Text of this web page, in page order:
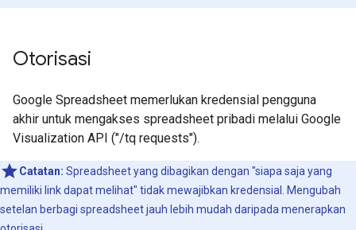
Otorisasi
Google Spreadsheet memerlukan kredensial pengguna
akhir untuk mengakses spreadsheet pribadi melalui Google
Visualization API ("/tq requests").
Catatan: Spreadsheet yang dibagikan dengan "siapa saja yang
memiliki link dapat melihat" tidak mewajibkan kredensial. Mengubah
setelan berbagi spreadsheet jauh lebih mudah daripada menerapkan